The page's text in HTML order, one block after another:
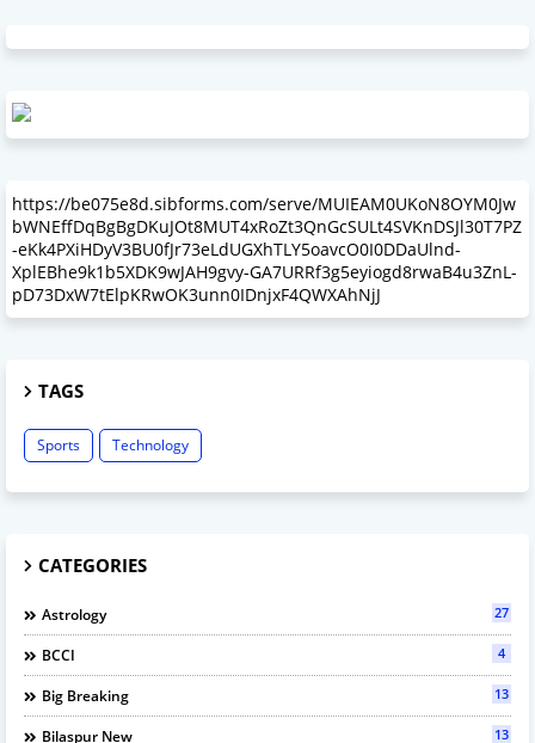
https://be075e8d.sibforms.com/serve/MUIEAM0UKoN8OYM0Jw
bWNEffDqBgBgDKuJOt8MUT4xRoZt3QnGcSULt4SVKnDSJl30T7PZ
-eKk4PXiHDyV3BU0fJr73eLdUGXhTLY5oavcO0I0DDaUlnd-
XplEBhe9k1b5XDK9wJAH9gvy-GA7URRf3g5eyiogd8rwaB4u3ZnL-
pD73DxW7tElpKRwOK3unn0IDnjxF4QWXAhNjJ
TAGS
Sports Technology
CATEGORIES
Astrology 27
BCCI 4
Big Breaking 13
Bilaspur New 13